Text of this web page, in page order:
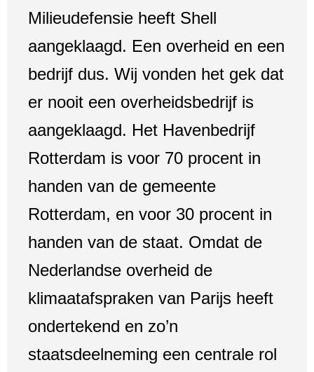
Milieudefensie heeft Shell
aangeklaagd. Een overheid en een
bedrijf dus. Wij vonden het gek dat
er nooit een overheidsbedrijf is
aangeklaagd. Het Havenbedrijf
Rotterdam is voor 70 procent in
handen van de gemeente
Rotterdam, en voor 30 procent in
handen van de staat. Omdat de
Nederlandse overheid de
klimaatafspraken van Parijs heeft
ondertekend en zo’n
staatsdeelneming een centrale rol